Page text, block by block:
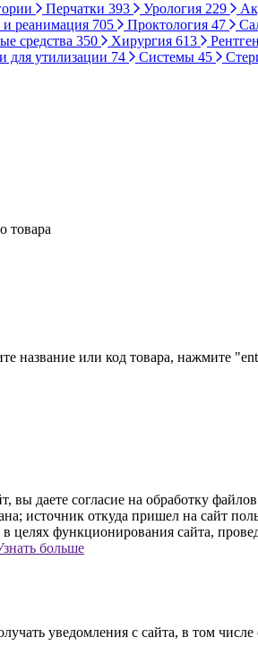
Перчатки 393 Урология 229
и реанимация 705 Проктология 47
средства 350 Хирургия 613 Рентген
для утилизации 74 Системы 45
товара
название или код товара, нажмите
вы даете согласие на обработку
источник откуда пришел на сайт
в целях функционирования сайта,
больше
уведомления с сайта, в том